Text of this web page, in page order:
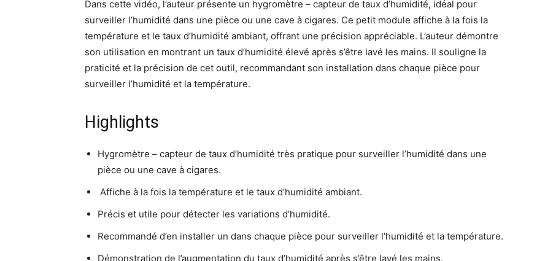
Dans cette vidéo, l’auteur présente un hygromètre – capteur de taux d’humidité, idéal pour
surveiller l’humidité dans une pièce ou une cave à cigares. Ce petit module affiche à la fois la
température et le taux d’humidité ambiant, offrant une précision appréciable. L’auteur démontre
son utilisation en montrant un taux d’humidité élevé après s’être lavé les mains. Il souligne la
praticité et la précision de cet outil, recommandant son installation dans chaque pièce pour
surveiller l’humidité et la température.
Highlights
Hygromètre – capteur de taux d’humidité très pratique pour surveiller l’humidité dans une
pièce ou une cave à cigares.
️ Affiche à la fois la température et le taux d’humidité ambiant.
Précis et utile pour détecter les variations d’humidité.
Recommandé d’en installer un dans chaque pièce pour surveiller l’humidité et la température.
Démonstration de l’augmentation du taux d’humidité après s’être lavé les mains.